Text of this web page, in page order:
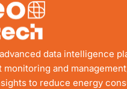
advanced data intelligence
monitoring and
to reduce energy